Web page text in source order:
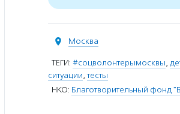
Москва
ТЕГИ: #соцволонтерымосквы,
ситуации,тесты
НКО: Благотворительный фонд